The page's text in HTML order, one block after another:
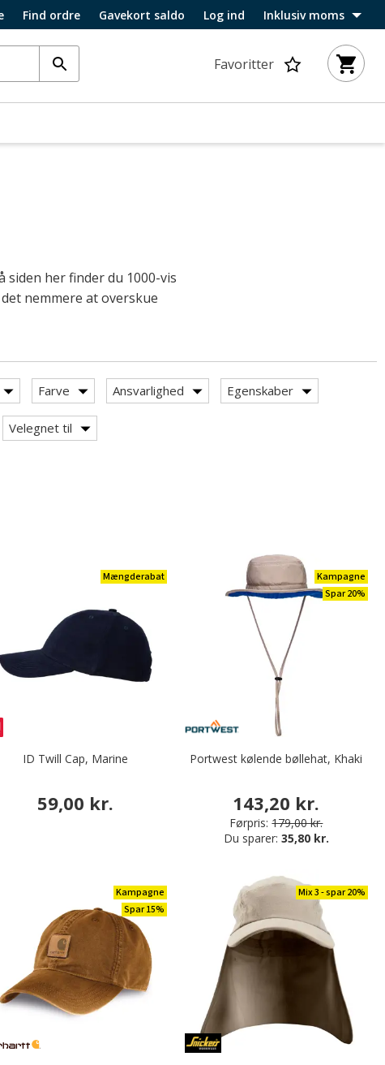
Find ordre Gavekort saldo Log ind Inklusiv moms
Favoritter
siden her finder du 1000-vis
nemmere at overskue
Farve Ansvarlighed Egenskaber
Velegnet til
Mængderabat
ID Twill Cap, Marine
59,00 kr.
Kampagne
Spar 20%
Portwest kølende bøllehat, Khaki
143,20 kr.
Førpris: 179,00 kr.
Du sparer: 35,80 kr.
Kampagne
Spar 15%
Mix 3 - spar 20%